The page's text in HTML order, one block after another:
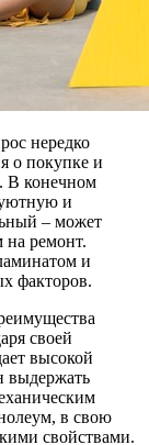
нередко
о покупке и
В конечном
уютную и
– может
на ремонт.
и
факторов.
своей
высокой
выдержать
в свою
свойствами.